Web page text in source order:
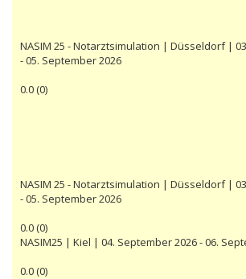
NASIM 25 - Notarztsimulation | Düsseldorf |
- 05. September 2026
0.0(0)
NASIM 25 - Notarztsimulation | Düsseldorf |
- 05. September 2026
0.0(0)
NASIM25 | Kiel | 04. September 2026 - 06.
0.0(0)